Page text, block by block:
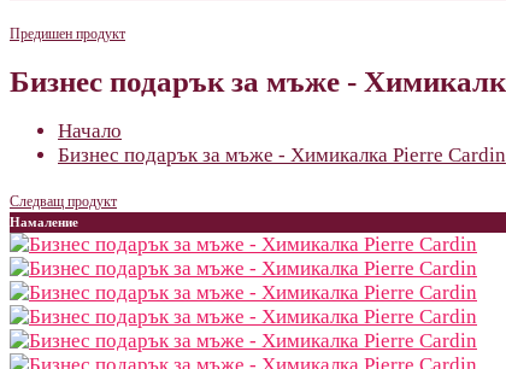
Предишен продукт
Бизнес подарък за мъже -
Начало
Бизнес подарък за мъже - Химикалка Pierre Cardin
Следващ продукт
Намаление